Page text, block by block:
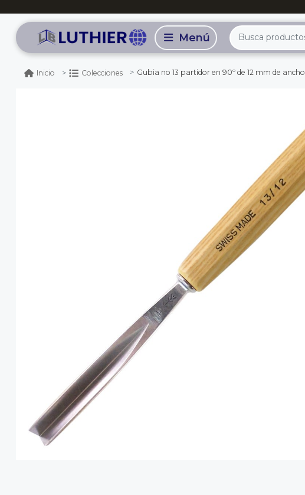
Inicio Colecciones Gubia no 13 partidor en 90º de 12 mm de ancho